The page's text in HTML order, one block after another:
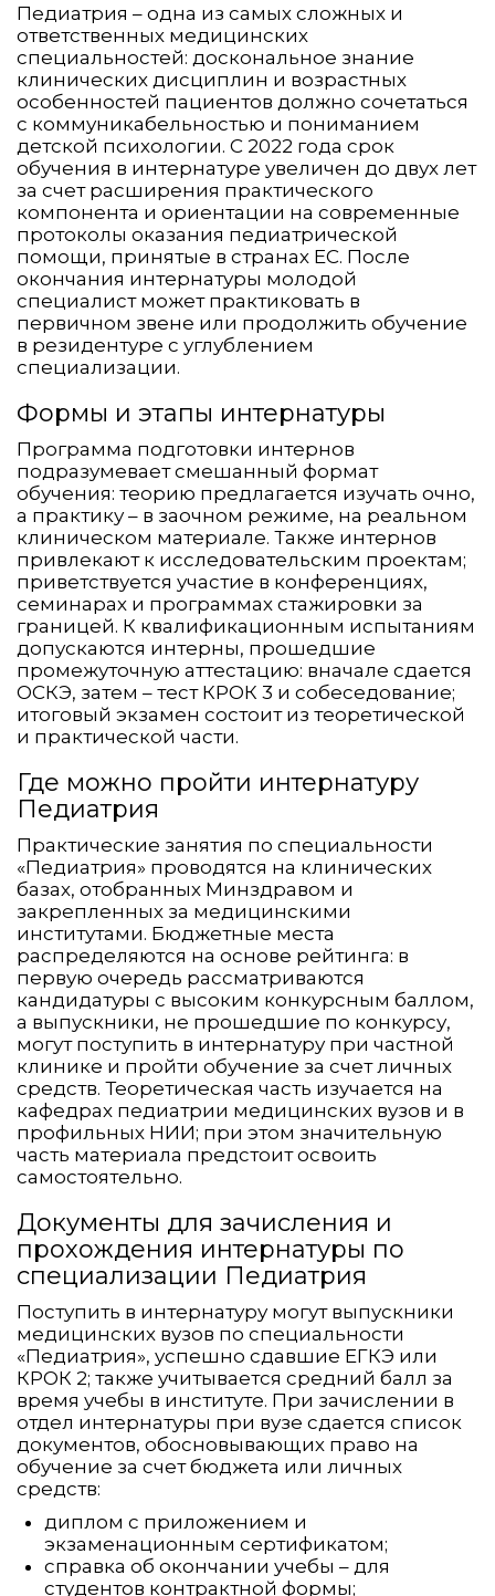
Педиатрия – одна из самых сложных и
ответственных медицинских
специальностей: доскональное знание
клинических дисциплин и возрастных
особенностей пациентов должно сочетаться
с коммуникабельностью и пониманием
детской психологии. С 2022 года срок
обучения в интернатуре увеличен до двух лет
за счет расширения практического
компонента и ориентации на современные
протоколы оказания педиатрической
помощи, принятые в странах ЕС. После
окончания интернатуры молодой
специалист может практиковать в
первичном звене или продолжить обучение
в резидентуре с углублением
специализации.
Формы и этапы интернатуры
Программа подготовки интернов
подразумевает смешанный формат
обучения: теорию предлагается изучать очно,
а практику – в заочном режиме, на реальном
клиническом материале. Также интернов
привлекают к исследовательским проектам;
приветствуется участие в конференциях,
семинарах и программах стажировки за
границей. К квалификационным испытаниям
допускаются интерны, прошедшие
промежуточную аттестацию: вначале сдается
ОСКЭ, затем – тест КРОК 3 и собеседование;
итоговый экзамен состоит из теоретической
и практической части.
Где можно пройти интернатуру
Педиатрия
Практические занятия по специальности
«Педиатрия» проводятся на клинических
базах, отобранных Минздравом и
закрепленных за медицинскими
институтами. Бюджетные места
распределяются на основе рейтинга: в
первую очередь рассматриваются
кандидатуры с высоким конкурсным баллом,
а выпускники, не прошедшие по конкурсу,
могут поступить в интернатуру при частной
клинике и пройти обучение за счет личных
средств. Теоретическая часть изучается на
кафедрах педиатрии медицинских вузов и в
профильных НИИ; при этом значительную
часть материала предстоит освоить
самостоятельно.
Документы для зачисления и
прохождения интернатуры по
специализации Педиатрия
Поступить в интернатуру могут выпускники
медицинских вузов по специальности
«Педиатрия», успешно сдавшие ЕГКЭ или
КРОК 2; также учитывается средний балл за
время учебы в институте. При зачислении в
отдел интернатуры при вузе сдается список
документов, обосновывающих право на
обучение за счет бюджета или личных
средств:
диплом с приложением и
экзаменационным сертификатом;
справка об окончании учебы – для
студентов контрактной формы;